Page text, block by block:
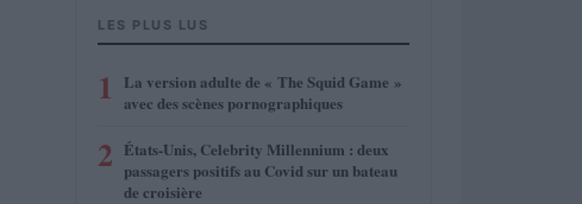
LES PLUS LUS
1
La version adulte de « The Squid Game »
avec des scènes pornographiques
2 États-Unis, Celebrity Millennium : deux
passagers positifs au Covid sur un bateau
de croisière